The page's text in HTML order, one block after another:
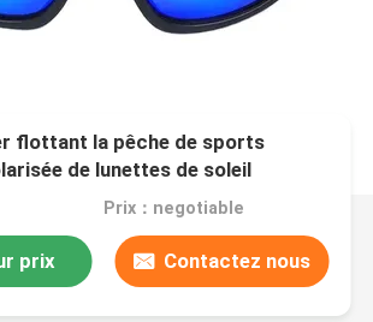
flottant la pêche de sports
de lunettes de soleil
Prix：negotiable
prix Contactez nous